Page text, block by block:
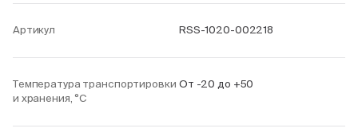
Артикул RSS-1020-002218
Температура транспортировки
и хранения, °С
От -20 до +50